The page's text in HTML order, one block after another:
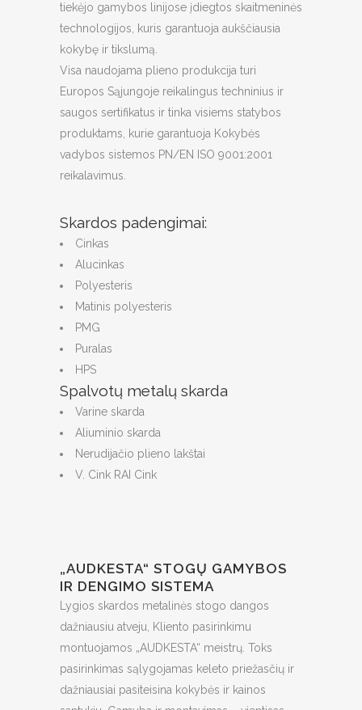
tiekėjo gamybos linijose įdiegtos skaitmeninės
technologijos, kuris garantuoja aukščiausia
kokybę ir tikslumą.
Visa naudojama plieno produkcija turi
Europos Sąjungoje reikalingus techninius ir
saugos sertifikatus ir tinka visiems statybos
produktams, kurie garantuoja Kokybės
vadybos sistemos PN/EN ISO 9001:2001
reikalavimus.
Skardos padengimai:
Cinkas
Alucinkas
Polyesteris
Matinis polyesteris
PMG
Puralas
HPS
Spalvotų metalų skarda
Varine skarda
Aliuminio skarda
Nerudijačio plieno lakštai
V. Cink RAI Cink
„AUDKESTA“ STOGŲ GAMYBOS
IR DENGIMO SISTEMA
Lygios skardos metalinės stogo dangos
dažniausiu atveju, Kliento pasirinkimu
montuojamos „AUDKESTA“ meistrų. Toks
pasirinkimas sąlygojamas keleto priežasčių ir
dažniausiai pasiteisina kokybės ir kainos